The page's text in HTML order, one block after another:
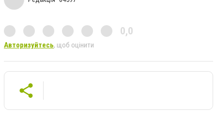
0,0
Авторизуйтесь, щоб оцінити